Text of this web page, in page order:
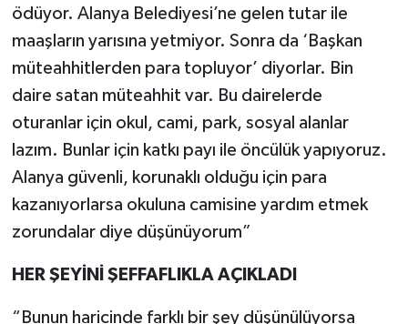
ödüyor. Alanya Belediyesi’ne gelen tutar ile
maaşların yarısına yetmiyor. Sonra da ‘Başkan
müteahhitlerden para topluyor’ diyorlar. Bin
daire satan müteahhit var. Bu dairelerde
oturanlar için okul, cami, park, sosyal alanlar
lazım. Bunlar için katkı payı ile öncülük yapıyoruz.
Alanya güvenli, korunaklı olduğu için para
kazanıyorlarsa okuluna camisine yardım etmek
zorundalar diye düşünüyorum”
HER ŞEYİNİ ŞEFFAFLIKLA AÇIKLADI
“Bunun haricinde farklı bir şey düşünülüyorsa